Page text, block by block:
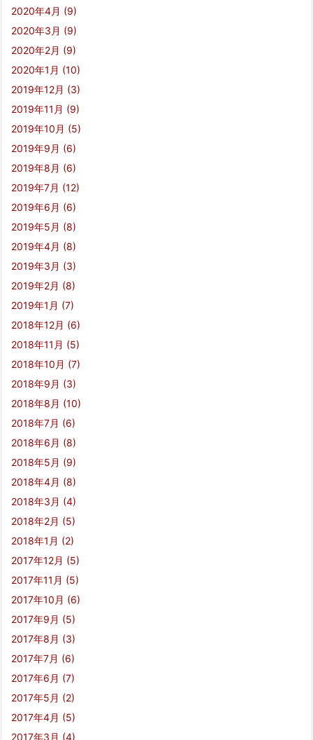
2020年4月 (9)
2020年3月 (9)
2020年2月 (9)
2020年1月 (10)
2019年12月 (3)
2019年11月 (9)
2019年10月 (5)
2019年9月 (6)
2019年8月 (6)
2019年7月 (12)
2019年6月 (6)
2019年5月 (8)
2019年4月 (8)
2019年3月 (3)
2019年2月 (8)
2019年1月 (7)
2018年12月 (6)
2018年11月 (5)
2018年10月 (7)
2018年9月 (3)
2018年8月 (10)
2018年7月 (6)
2018年6月 (8)
2018年5月 (9)
2018年4月 (8)
2018年3月 (4)
2018年2月 (5)
2018年1月 (2)
2017年12月 (5)
2017年11月 (5)
2017年10月 (6)
2017年9月 (5)
2017年8月 (3)
2017年7月 (6)
2017年6月 (7)
2017年5月 (2)
2017年4月 (5)
2017年3月 (4)